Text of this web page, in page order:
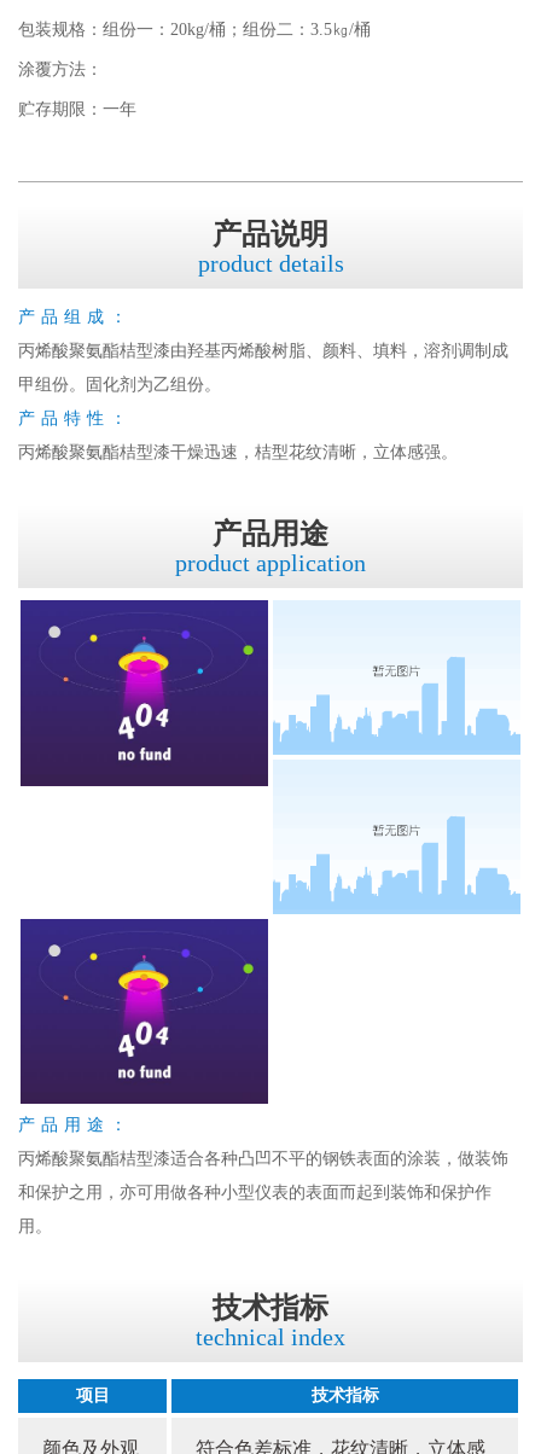
包装规格：组份一：20kg/桶；组份二：3.5㎏/桶
涂覆方法：
贮存期限：一年
产品说明
product details
产品组成：
丙烯酸聚氨酯桔型漆由羟基丙烯酸树脂、颜料、填料，溶剂调制成
甲组份。固化剂为乙组份。
产品特性：
丙烯酸聚氨酯桔型漆干燥迅速，桔型花纹清晰，立体感强。
产品用途
product application
产品用途：
丙烯酸聚氨酯桔型漆适合各种凸凹不平的钢铁表面的涂装，做装饰
和保护之用，亦可用做各种小型仪表的表面而起到装饰和保护作
用。
技术指标
technical index
项目 技术指标
颜色及外观 符合色差标准，花纹清晰，立体感